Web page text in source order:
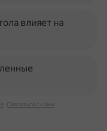
влияет на
Связаться с нами